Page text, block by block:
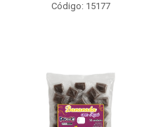
Código: 15177